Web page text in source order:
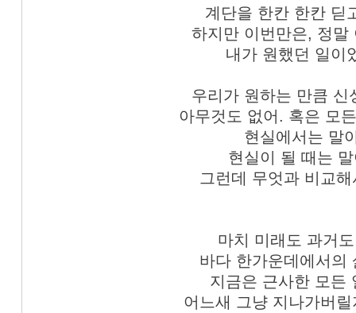
계단을 한칸 한칸 딛
하지만 이번만은, 정말
내가 원했던 일이
우리가 원하는 만큼 신
아무것도 없어. 혹은 모
현실에서는 말
현실이 될 때는
그런데 무엇과 비교
마치 미래도 과거
바다 한가운데에서의
지금은 근사한 모든
어느새 그냥 지나가버